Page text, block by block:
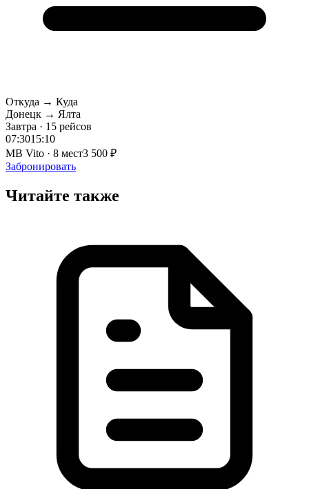
Откуда → Куда
Донецк → Ялта
Завтра · 15 рейсов
07:3015:10
MB Vito · 8 мест3 500 ₽
Забронировать
Читайте также